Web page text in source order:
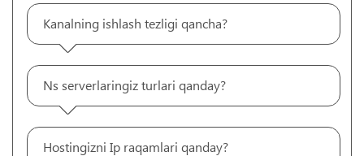
Kanalning ishlash tezligi qancha?
Ns serverlaringiz turlari qanday?
Hostingizni Ip raqamlari qanday?